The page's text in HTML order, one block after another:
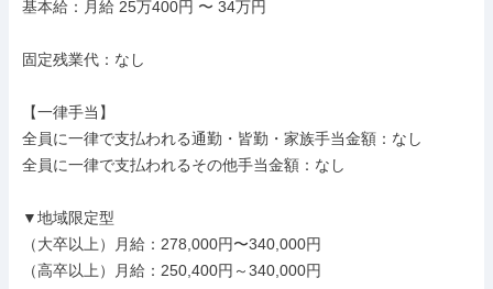
基本給：月給 25万400円 〜 34万円
固定残業代：なし
【一律手当】
全員に一律で支払われる通勤・皆勤・家族手当金額：なし
全員に一律で支払われるその他手当金額：なし
▼地域限定型
（大卒以上）月給：278,000円〜340,000円
（高卒以上）月給：250,400円～340,000円